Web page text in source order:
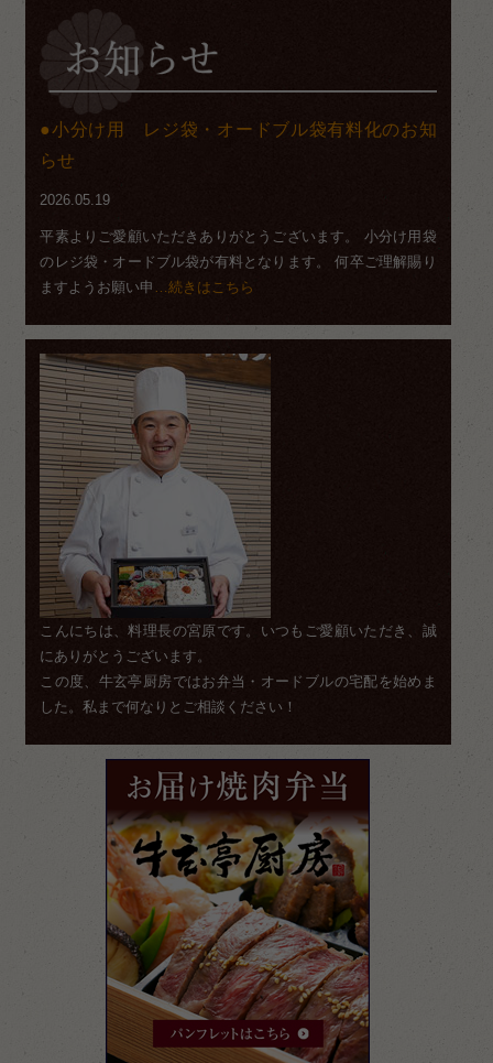
小分け用 レジ袋・オードブル袋有料化のお知
らせ
2026.05.19
平素よりご愛顧いただきありがとうございます。 小分け用袋
のレジ袋・オードブル袋が有料となります。 何卒ご理解賜り
ますようお願い申
…続きはこちら
こんにちは、料理長の宮原です。いつもご愛顧いただき、誠
にありがとうございます。
この度、牛玄亭厨房ではお弁当・オードブルの宅配を始めま
した。私まで何なりとご相談ください！